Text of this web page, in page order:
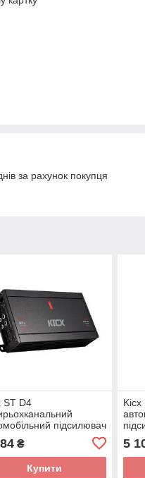
за рахунок покупця
ST D4
підсилювач
₴
Купити
Kicx
5